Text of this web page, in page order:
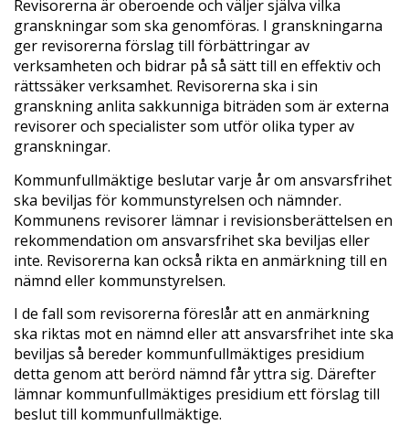
Revisorerna är oberoende och väljer själva vilka
granskningar som ska genomföras. I granskningarna
ger revisorerna förslag till förbättringar av
verksamheten och bidrar på så sätt till en effektiv och
rättssäker verksamhet. Revisorerna ska i sin
granskning anlita sakkunniga biträden som är externa
revisorer och specialister som utför olika typer av
granskningar.
Kommunfullmäktige beslutar varje år om ansvarsfrihet
ska beviljas för kommunstyrelsen och nämnder.
Kommunens revisorer lämnar i revisionsberättelsen en
rekommendation om ansvarsfrihet ska beviljas eller
inte. Revisorerna kan också rikta en anmärkning till en
nämnd eller kommunstyrelsen.
I de fall som revisorerna föreslår att en anmärkning
ska riktas mot en nämnd eller att ansvarsfrihet inte ska
beviljas så bereder kommunfullmäktiges presidium
detta genom att berörd nämnd får yttra sig. Därefter
lämnar kommunfullmäktiges presidium ett förslag till
beslut till kommunfullmäktige.